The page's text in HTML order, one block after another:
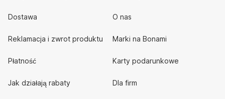
Dostawa
Reklamacja i zwrot produktu
Płatność
Jak działają rabaty
O nas
Marki na Bonami
Karty podarunkowe
Dla firm